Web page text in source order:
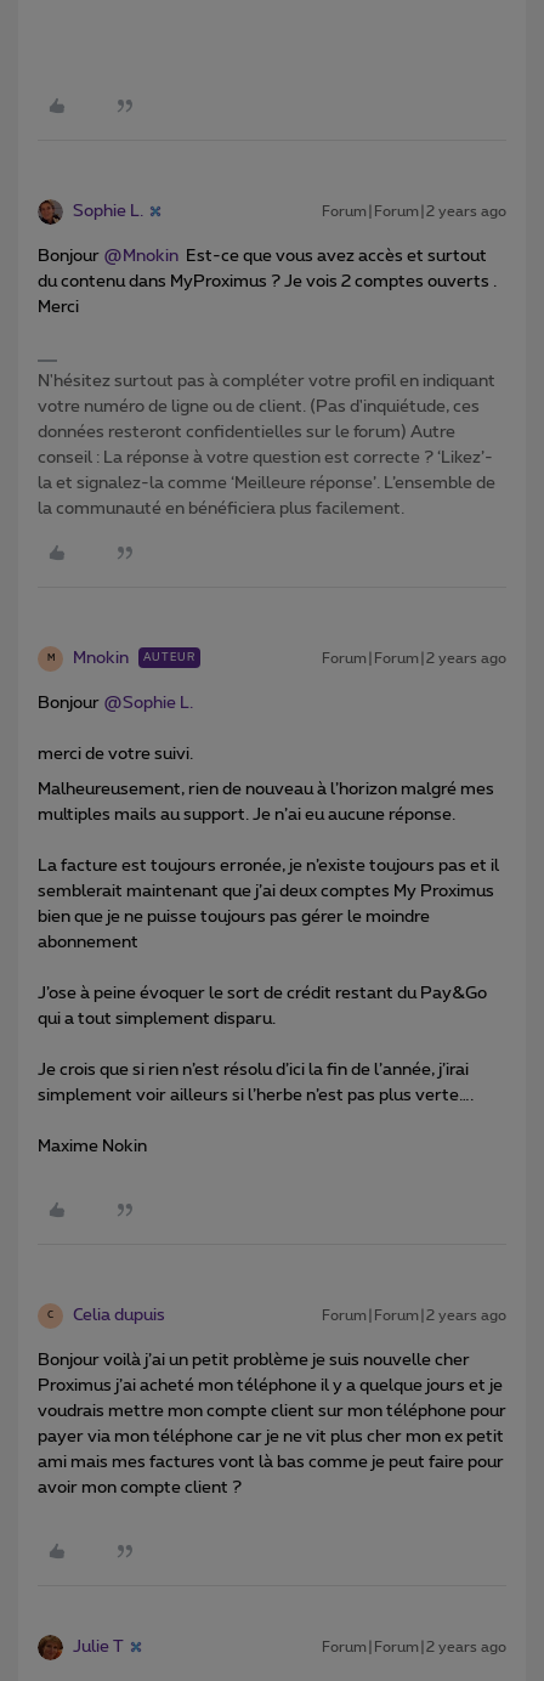
Sophie L. Forum|Forum|2 years ago
Bonjour @Mnokin Est-ce que vous avez accès et surtout
du contenu dans MyProximus ? Je vois 2 comptes ouverts .
Merci
N'hésitez surtout pas à compléter votre profil en indiquant
votre numéro de ligne ou de client. (Pas d'inquiétude, ces
données resteront confidentielles sur le forum) Autre
conseil : La réponse à votre question est correcte ? ‘Likez’-
la et signalez-la comme ‘Meilleure réponse’. L’ensemble de
la communauté en bénéficiera plus facilement.
M Mnokin AUTEUR Forum|Forum|2 years ago
Bonjour @Sophie L.
merci de votre suivi.
Malheureusement, rien de nouveau à l’horizon malgré mes
multiples mails au support. Je n’ai eu aucune réponse.
La facture est toujours erronée, je n’existe toujours pas et il
semblerait maintenant que j’ai deux comptes My Proximus
bien que je ne puisse toujours pas gérer le moindre
abonnement
J’ose à peine évoquer le sort de crédit restant du Pay&Go
qui a tout simplement disparu.
Je crois que si rien n’est résolu d’ici la fin de l’année, j’irai
simplement voir ailleurs si l’herbe n’est pas plus verte….
Maxime Nokin
C Celia dupuis Forum|Forum|2 years ago
Bonjour voilà j’ai un petit problème je suis nouvelle cher
Proximus j’ai acheté mon téléphone il y a quelque jours et je
voudrais mettre mon compte client sur mon téléphone pour
payer via mon téléphone car je ne vit plus cher mon ex petit
ami mais mes factures vont là bas comme je peut faire pour
avoir mon compte client ?
Julie T Forum|Forum|2 years ago